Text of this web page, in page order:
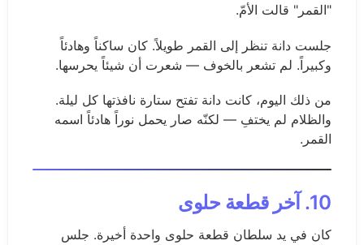
"القمر" قالت الأمّ.
جلست دانة تنظر إلى القمر طويلاً. كان ساكناً وهادئاً
وكبيراً. لم تشعر بالخوف — شعرت أن شيئاً يحرسها.
من ذلك اليوم، كانت دانة تفتح ستارة نافذتها كل ليلة.
والظلام لم يختفِ — لكنّه صار يحمل نوراً هادئاً اسمه
القمر.
10. آخر قطعة حلوى
كان في يد سلطان قطعة حلوى واحدة أخيرة. جلس